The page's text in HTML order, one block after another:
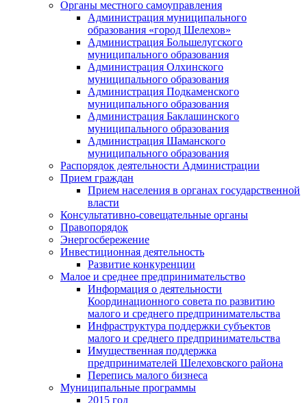
Органы местного самоуправления
Администрация муниципального
образования «город Шелехов»
Администрация Большелугского
муниципального образования
Администрация Олхинского
муниципального образования
Администрация Подкаменского
муниципального образования
Администрация Баклашинского
муниципального образования
Администрация Шаманского
муниципального образования
Распорядок деятельности Администрации
Прием граждан
Прием населения в органах государственной
власти
Консультативно-совещательные органы
Правопорядок
Энергосбережение
Инвестиционная деятельность
Развитие конкуренции
Малое и среднее предпринимательство
Информация о деятельности
Координационного совета по развитию
малого и среднего предпринимательства
Инфраструктура поддержки субъектов
малого и среднего предпринимательства
Имущественная поддержка
предпринимателей Шелеховского района
Перепись малого бизнеса
Муниципальные программы
2015 год